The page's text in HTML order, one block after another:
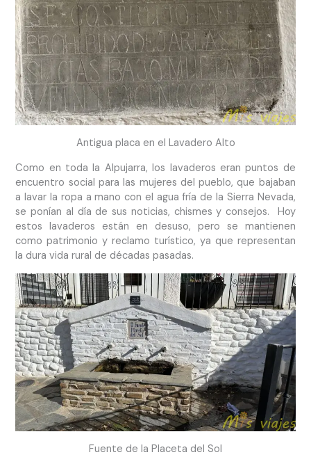
Antigua placa en el Lavadero Alto
Como en toda la Alpujarra, los lavaderos eran puntos de
encuentro social para las mujeres del pueblo, que bajaban
a lavar la ropa a mano con el agua fría de la Sierra Nevada,
se ponían al día de sus noticias, chismes y consejos. Hoy
estos lavaderos están en desuso, pero se mantienen
como patrimonio y reclamo turístico, ya que representan
la dura vida rural de décadas pasadas.
Fuente de la Placeta del Sol